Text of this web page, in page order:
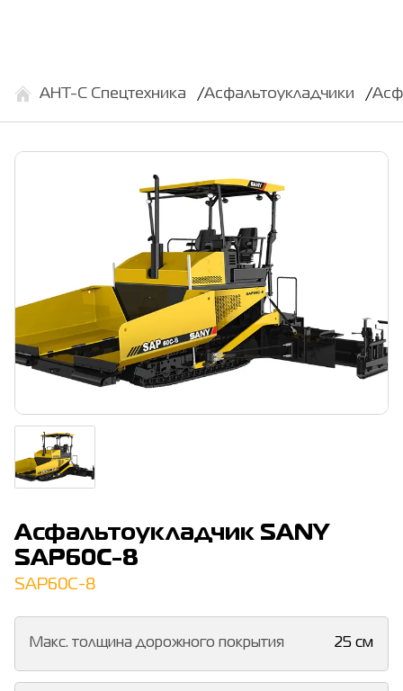
АНТ-С Спецтехника Асфальтоукладчики
Асфальтоукладчик SANY
SAP60C-8
SAP60C-8
Макс. толщина дорожного покрытия 25 см